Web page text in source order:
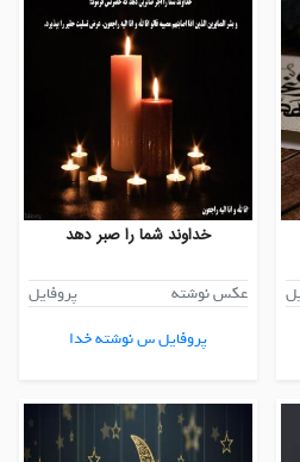
خداوند شما را صبر دهد
عکس نوشته
پروفایل
پروفایل س نوشته خدا